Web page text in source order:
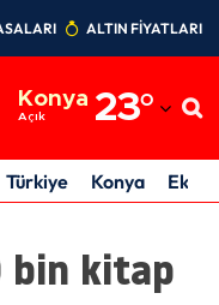
ALTIN FİYATLARI
Konya
Açık 23°
Adıyaman
Afyonkarahisar
Amasya
Türkiye Konya
bin kitap